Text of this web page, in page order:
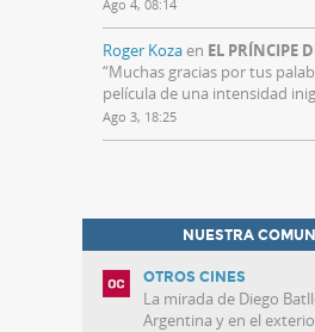
Ago 4, 08:14
Roger Kozaen EL PRÍNCIPE
“Muchas gracias por tus
película de una intensidad
Ago 3, 18:25
NUESTRA
OTROS CINES
La mirada de Diego
Argentina y en el